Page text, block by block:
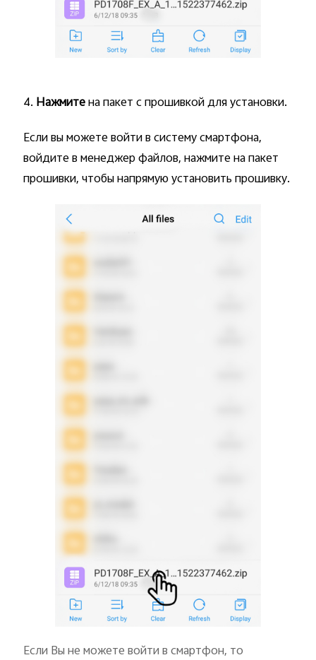
4. Нажмитена пакет с прошивкой для установки.
Если вы можете войти в систему смартфона,
войдите в менеджер файлов, нажмите на пакет
прошивки, чтобы напрямую установить прошивку.
Если Вы не можете войти в смартфон, то